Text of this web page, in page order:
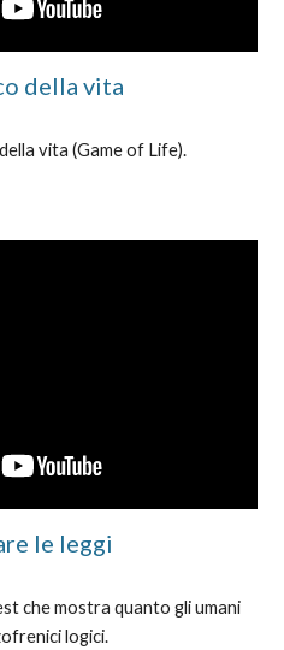
della vita
vita (Game of Life).
le leggi
che mostra quanto gli umani
logici.